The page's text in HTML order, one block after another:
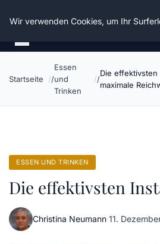
Die Schnitter
Startseite
Essen
und
Trinken
Die
maximale
ESSEN UND TRINKEN
Die effektivsten
Christina Neumann·11.
Wir verwenden Cookies, um Ihr